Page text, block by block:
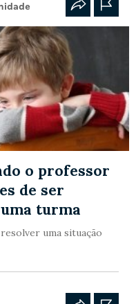
o professor
de ser
turma
uma situação